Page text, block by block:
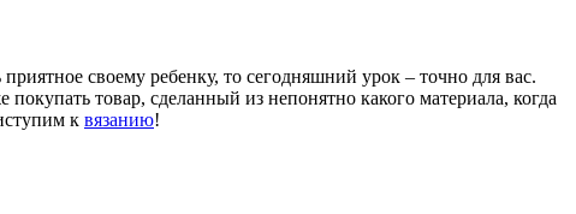
своему ребенку, то сегодняшний урок – точно для вас.
товар, сделанный из непонятно какого материала, когда
к вязанию!